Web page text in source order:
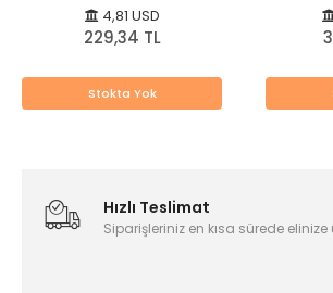
4,81 USD
229,34 TL
Stokta Yok
Hızlı Teslimat
Siparişleriniz en kısa sürede elinize